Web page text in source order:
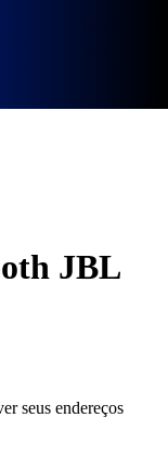
seus endereços
JBL